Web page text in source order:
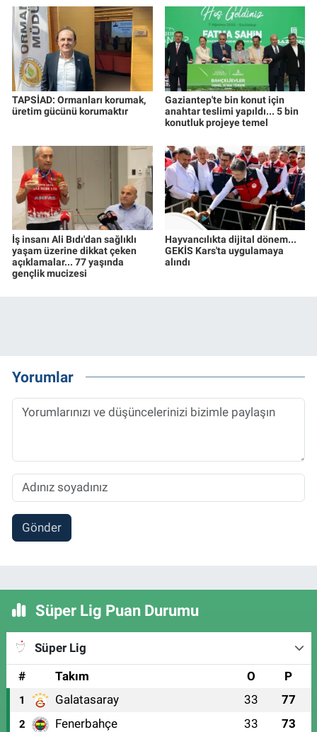
TAPSİAD: Ormanları korumak,
üretim gücünü korumaktır
Gaziantep'te bin konut için
anahtar teslimi yapıldı... 5 bin
konutluk projeye temel
İş insanı Ali Bıdı'dan sağlıklı
yaşam üzerine dikkat çeken
açıklamalar... 77 yaşında
gençlik mucizesi
Hayvancılıkta dijital dönem...
GEKİS Kars'ta uygulamaya
alındı
Yorumlar
Gönder
Süper Lig Puan Durumu
Süper Lig
#
Takım O P
1 Galatasaray 33 77
2 Fenerbahçe 33 73